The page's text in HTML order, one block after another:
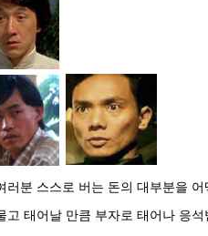
분 스스로 버는 돈의 대부분을
태어날 만큼 부자로 태어나 응석